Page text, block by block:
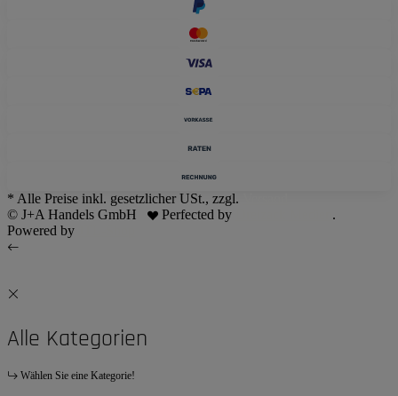
* Alle Preise inkl. gesetzlicher USt., zzgl.
© J+A Handels GmbH
Perfected by
.
Powered by
Alle Kategorien
Wählen Sie eine Kategorie!